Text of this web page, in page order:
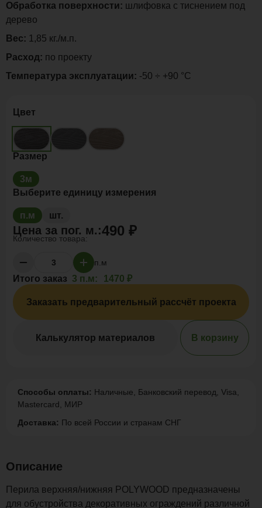
Цвет
Размер
3м
Выберите единицу измерения
п.м шт.
Цена за пог. м.:490 ₽
Количество товара:
п.м
Итого заказ 3 п.м: 1470 ₽
Заказать предварительный рассчёт проекта
Калькулятор материалов В корзину
Способы оплаты: Наличные, Банковский перевод, Visa,
Mastercard, МИР
Доставка: По всей России и странам СНГ
Обработка поверхности: шлифовка с тиснением под
дерево
Вес: 1,85 кг./м.п.
Расход: по проекту
Температура эксплуатации: -50 ÷ +90 °C
Описание
Перила верхняя/нижняя POLYWOOD предназначены
для обустройства декоративных ограждений различной